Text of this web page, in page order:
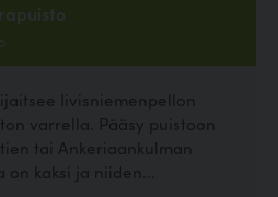
Iivisniemenpellon
varrella. Pääsy puistoon
tai Ankeriaankulman
kaksi ja niiden...